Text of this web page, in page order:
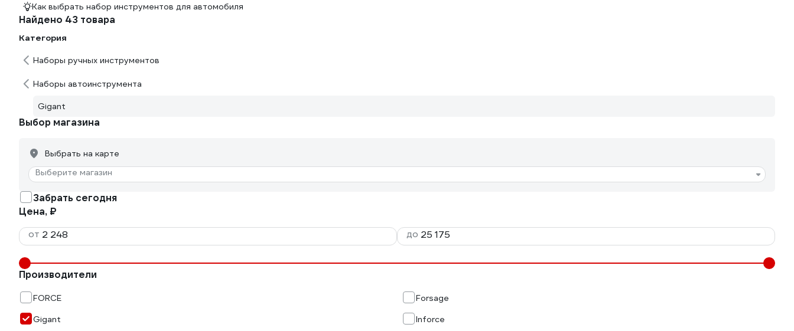
Как выбрать набор инструментов для автомобиля
Найдено 43 товара
Категория
Наборы ручных инструментов
Наборы автоинструмента
Gigant
Выбор магазина
Выбрать на карте
Выберите магазин
Забрать сегодня
Цена, ₽
от
до
Производители
FORCE
Forsage
Gigant
Inforce